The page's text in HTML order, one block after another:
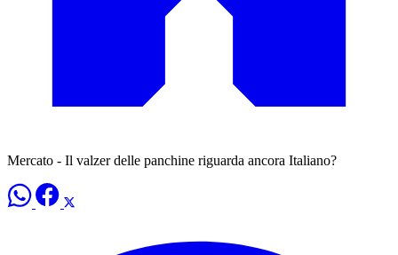
Mercato - Il valzer delle panchine riguarda ancora Italiano?